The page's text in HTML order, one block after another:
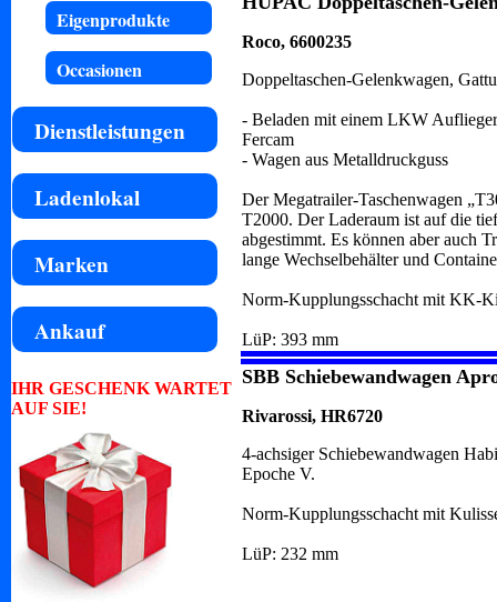
Eigenprodukte
Occasionen
Dienstleistungen
Ladenlokal
Marken
Ankauf
IHR GESCHENK WARTET
AUF SIE!
Roco, 6600235
Doppeltaschen-Gelenkwagen,
- Beladen mit einem LKW
Fercam
- Wagen aus Metalldruckguss
Der Megatrailer-Taschenwagen
T2000. Der Laderaum ist auf die
abgestimmt. Es können aber auch
lange Wechselbehälter und
Norm-Kupplungsschacht mit KK-
LüP: 393 mm
SBB Schiebewandwagen
Rivarossi, HR6720
4-achsiger Schiebewandwagen
Epoche V.
Norm-Kupplungsschacht mit
LüP: 232 mm